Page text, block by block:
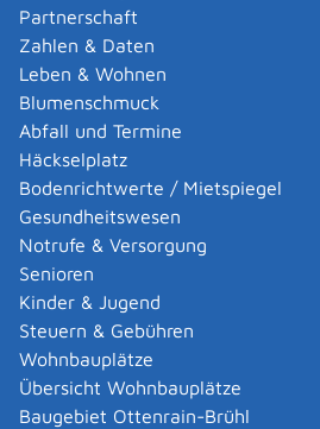
Partnerschaft
Zahlen & Daten
Leben & Wohnen
Blumenschmuck
Abfall und Termine
Häckselplatz
Bodenrichtwerte / Mietspiegel
Gesundheitswesen
Notrufe & Versorgung
Senioren
Kinder & Jugend
Steuern & Gebühren
Wohnbauplätze
Übersicht Wohnbauplätze
Baugebiet Ottenrain-Brühl
Die Abteilung für Straßenverkehr
Straßeninfrastruktur und die
Baden-Württemberg planen,
betreiben die Bundesstraßen und
ihren zahlreichen Brücken,
Bauwerken und sichern so die
Straßeninfrastruktur und des
Die Abteilung für Öffentlichen
Ausbau des
Infrastrukturprojekte bei Bahn
Förderung des Öffentlichen
zuständig. Auch das Bahnprojekt
hier bearbeitet.